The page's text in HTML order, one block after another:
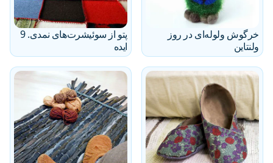
خرگوش ولوله‌ای در روز
ولنتاین
پتو از سوئیشرت‌های نمدی. 9
ایده